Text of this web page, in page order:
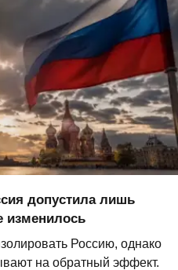
допустила лишь
изменилось
Россию, однако
на обратный эффект.